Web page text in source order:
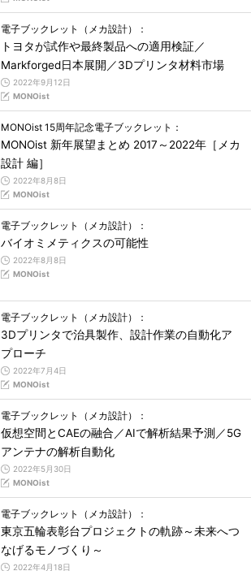
電子ブックレット（メカ設計）：
トヨタが試作や最終製品への適用検証／
Markforged日本展開／3Dプリンタ材料市場
2022年9月12日
MONOist
MONOist 15周年記念電子ブックレット：
MONOist 新年展望まとめ 2017～2022年［メカ
設計 編］
2022年8月8日
MONOist
電子ブックレット（メカ設計）：
バイオミメティクスの可能性
2022年8月8日
MONOist
電子ブックレット（メカ設計）：
3Dプリンタで治具製作、設計作業の自動化ア
プローチ
2022年7月4日
MONOist
電子ブックレット（メカ設計）：
仮想空間とCAEの融合／AIで解析結果予測／5G
アンテナの解析自動化
2022年5月30日
MONOist
電子ブックレット（メカ設計）：
東京五輪表彰台プロジェクトの軌跡～未来へつ
なげるモノづくり～
2022年4月18日